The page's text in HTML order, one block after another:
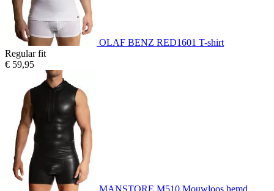
OLAF BENZ RED1601 T-shirt
Regular fit
€ 59,95
MANSTORE M510 Mouwloos hemd